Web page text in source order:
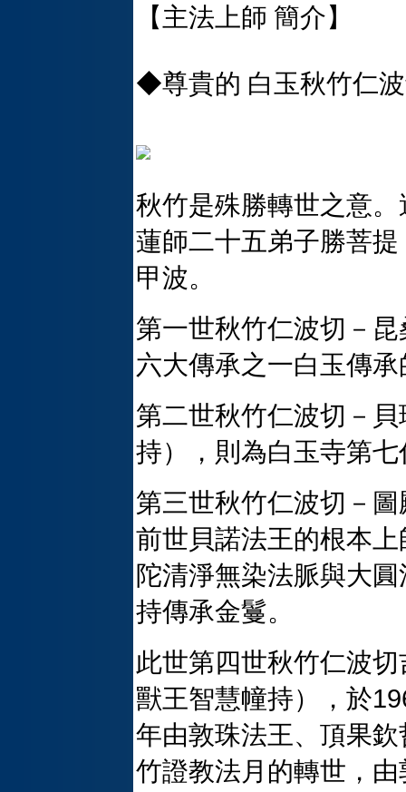
【主法上師 簡介】
◆尊貴的 白玉秋竹仁
秋竹是殊勝轉世之意
蓮師二十五弟子勝菩
甲波。
第一世秋竹仁波切－
六大傳承之一白玉傳
第二世秋竹仁波切－
持），則為白玉寺第
第三世秋竹仁波切－
前世貝諾法王的根本
陀清淨無染法脈與大
持傳承金鬘。
此世第四世秋竹仁波
獸王智慧幢持），於
年由敦珠法王、頂果
竹證教法月的轉世，